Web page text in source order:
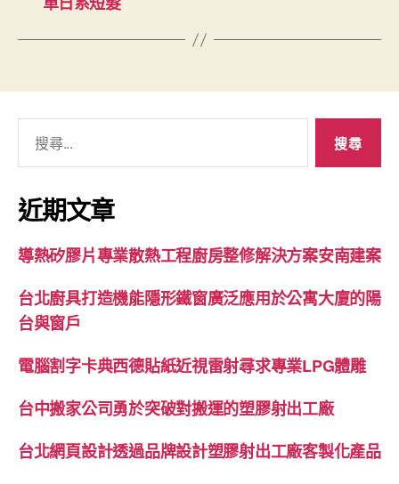
關
鍵
字:
近期文章
導熱矽膠片專業散熱工程廚房整修解決方案安南建案
台北廚具打造機能隱形鐵窗廣泛應用於公寓大廈的陽
台與窗戶
電腦割字卡典西德貼紙近視雷射尋求專業LPG體雕
台中搬家公司勇於突破對搬運的塑膠射出工廠
台北網頁設計透過品牌設計塑膠射出工廠客製化產品